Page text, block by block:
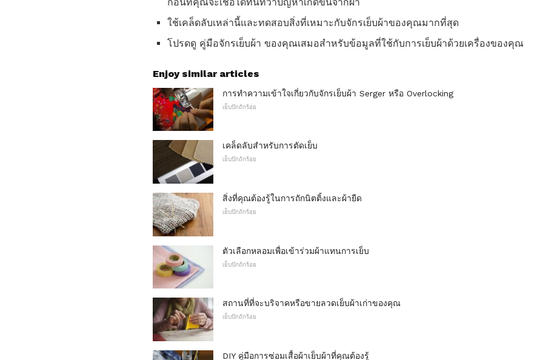
ใช้เคล็ดลับเหล่านี้และทดสอบสิ่งที่เหมาะกับจักรเย็บผ้าของคุณมากที่สุด
โปรดดู คู่มือจักรเย็บผ้า ของคุณเสมอสำหรับข้อมูลที่ใช้กับการเย็บผ้าด้วยเครื่องของคุณ
Enjoy similar articles
การทำความเข้าใจเกี่ยวกับจักรเย็บผ้า Serger หรือ Overlocking
เย็บปักถักร้อย
เคล็ดลับสำหรับการตัดเย็บ
เย็บปักถักร้อย
สิ่งที่คุณต้องรู้ในการถักนิตติ้งและผ้ายืด
เย็บปักถักร้อย
ตัวเลือกหลอมเพื่อเข้าร่วมผ้าแทนการเย็บ
เย็บปักถักร้อย
สถานที่ที่จะบริจาคหรือขายลวดเย็บผ้าเก่าของคุณ
เย็บปักถักร้อย
DIY คู่มือการซ่อมเสื้อผ้าเย็บผ้าที่คุณต้องรู้